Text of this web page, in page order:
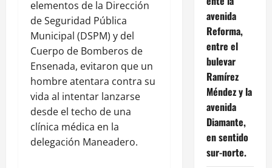
elementos de la Dirección
de Seguridad Pública
Municipal (DSPM) y del
Cuerpo de Bomberos de
Ensenada, evitaron que un
hombre atentara contra su
vida al intentar lanzarse
desde el techo de una
clínica médica en la
delegación Maneadero.
avenida
Reforma,
entre el
bulevar
Ramírez
Méndez y la
avenida
Diamante,
en sentido
sur-norte.